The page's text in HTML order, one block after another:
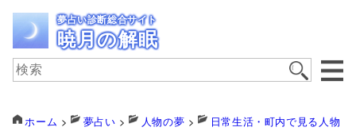
夢占い診断総合サイト
暁月の解眠
ホーム > 夢占い > 人物の夢 > 日常生活・町内で見る人物